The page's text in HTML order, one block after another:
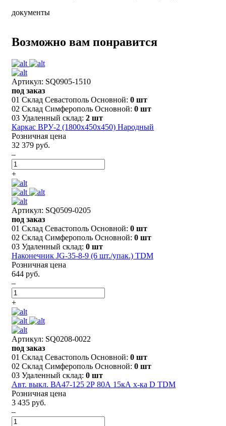
документы
Возможно вам понравится
Артикул: SQ0905-1510
под заказ
01 Склад Севастополь Основной: 0 шт
02 Склад Симферополь Основной: 0 шт
03 Удаленный склад: 2 шт
Каркас ВРУ-2 (1800х450х450) Народный
Розничная цена
32 379 руб.
–
+
Артикул: SQ0509-0205
под заказ
01 Склад Севастополь Основной: 0 шт
02 Склад Симферополь Основной: 0 шт
03 Удаленный склад: 0 шт
Наконечник JG-35-8-9 (6 шт./упак.) TDM
Розничная цена
644 руб.
–
+
Артикул: SQ0208-0022
под заказ
01 Склад Севастополь Основной: 0 шт
02 Склад Симферополь Основной: 0 шт
03 Удаленный склад: 0 шт
Авт. выкл. ВА47-125 2Р 80А 15кА х-ка D TDM
Розничная цена
3 435 руб.
–